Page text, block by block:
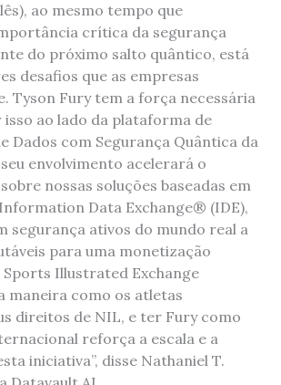
ao mesmo tempo que
crítica da segurança
do próximo salto quântico, está
desafios que as empresas
Tyson Fury tem a força necessária
ao lado da plataforma de
Dados com Segurança Quântica da
envolvimento acelerará o
nossas soluções baseadas em
Data Exchange® (IDE),
segurança ativos do mundo real a
​​para uma monetização
Sports Illustrated Exchange
maneira como os atletas
direitos de NIL, e ter Fury como
reforça a escala e a
iniciativa”, disse Nathaniel T.